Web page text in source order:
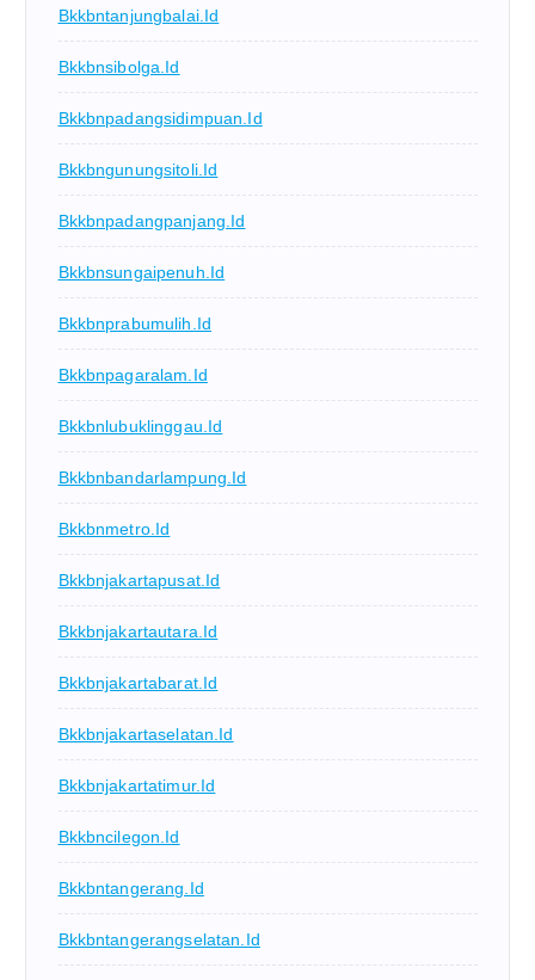
Bkkbntanjungbalai.id
Bkkbnsibolga.id
Bkkbnpadangsidimpuan.id
Bkkbngunungsitoli.id
Bkkbnpadangpanjang.id
Bkkbnsungaipenuh.id
Bkkbnprabumulih.id
Bkkbnpagaralam.id
Bkkbnlubuklinggau.id
Bkkbnbandarlampung.id
Bkkbnmetro.id
Bkkbnjakartapusat.id
Bkkbnjakartautara.id
Bkkbnjakartabarat.id
Bkkbnjakartaselatan.id
Bkkbnjakartatimur.id
Bkkbncilegon.id
Bkkbntangerang.id
Bkkbntangerangselatan.id